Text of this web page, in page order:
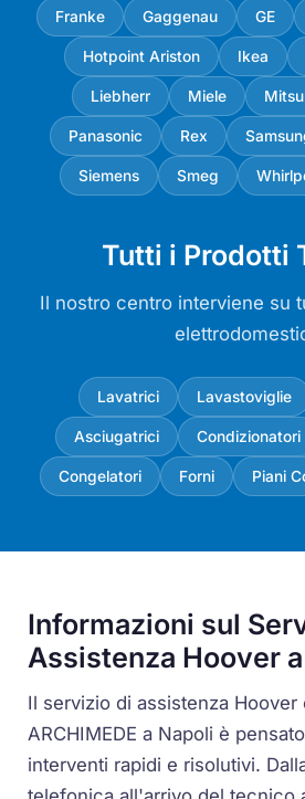
Franke Gaggenau GE
Hotpoint Ariston Ikea
Liebherr Miele
Panasonic Rex
Siemens Smeg
Tutti i Prodotti
Il nostro centro interviene su
Lavatrici Lavastoviglie
Asciugatrici Condizionatori
Congelatori Forni Piani
Informazioni sul
Assistenza Hoover
Il servizio di assistenza Hoover
ARCHIMEDE a Napoli è
interventi rapidi e risolutivi.